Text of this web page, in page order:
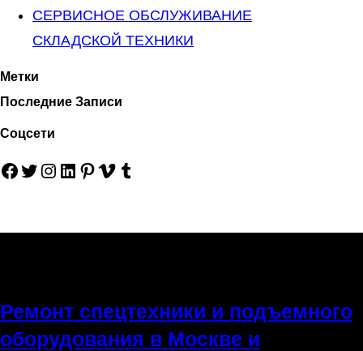
СЕРВИСНОЕ ОБСЛУЖИВАНИЕ
СКЛАДСКОЙ ТЕХНИКИ
Метки
Последние Записи
Соцсети
Facebook Twitter Instagram LinkedIn Pinterest Vimeo Tumblr
Ремонт спецтехники и подъемного
оборудования в Москве и